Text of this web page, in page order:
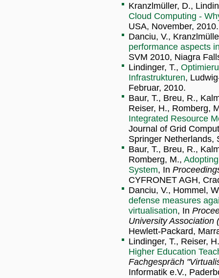
Kranzlmüller, D.,
Cloud Computing -
USA, November, 2010.
Danciu, V.,
performance aspects
SVM 2010, Niagra
Lindinger, T.,
Infrastrukturen,
Februar, 2010.
Baur, T., Breu, R.,
Reiser, H., Romberg,
Integrated Resource
Journal of Grid
Springer Netherlands,
Baur, T., Breu, R.,
Romberg, M.,
System, In
CYFRONET AGH,
Danciu, V., Hommel,
defense measures
virtualisation, In
University Association
Hewlett-Packard,
Lindinger, T., Reiser,
Higher Education
Fachgespräch
Informatik e.V.,